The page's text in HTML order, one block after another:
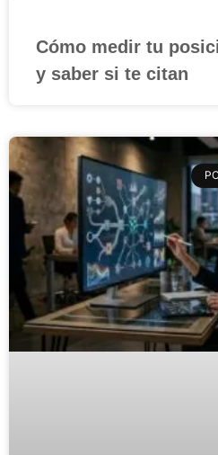
Cómo medir tu
y saber si te citan